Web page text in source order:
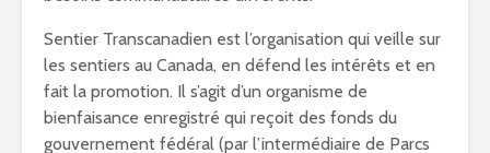
Sentier Transcanadien est l’organisation qui veille sur
les sentiers au Canada, en défend les intérêts et en
fait la promotion. Il s’agit d’un organisme de
bienfaisance enregistré qui reçoit des fonds du
gouvernement fédéral (par l’intermédiaire de Parcs